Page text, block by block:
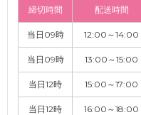
締切時間 配送時間
当日09時 12:00～14:00
当日09時 13:00～15:00
当日12時 15:00～17:00
当日12時 16:00～18:00